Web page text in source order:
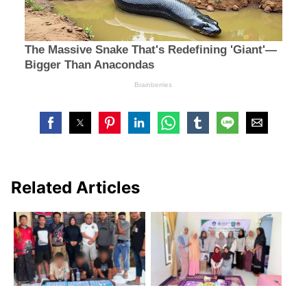
Related Articles